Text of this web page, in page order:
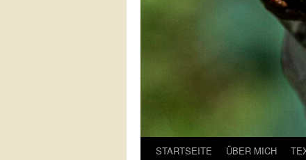
STARTSEITE ÜBER MICH